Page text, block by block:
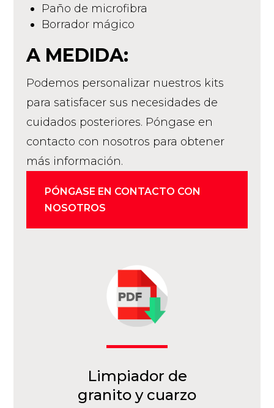
Paño de microfibra
Borrador mágico
A MEDIDA:
Podemos personalizar nuestros kits
para satisfacer sus necesidades de
cuidados posteriores. Póngase en
contacto con nosotros para obtener
más información.
PÓNGASE EN CONTACTO CON
NOSOTROS
Limpiador de
granito y cuarzo